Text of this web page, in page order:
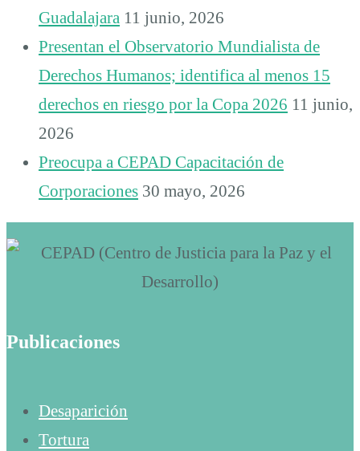
Guadalajara 11 junio, 2026
Presentan el Observatorio Mundialista de
Derechos Humanos; identifica al menos 15
derechos en riesgo por la Copa 2026 11 junio,
2026
Preocupa a CEPAD Capacitación de
Corporaciones 30 mayo, 2026
Publicaciones
Desaparición
Tortura